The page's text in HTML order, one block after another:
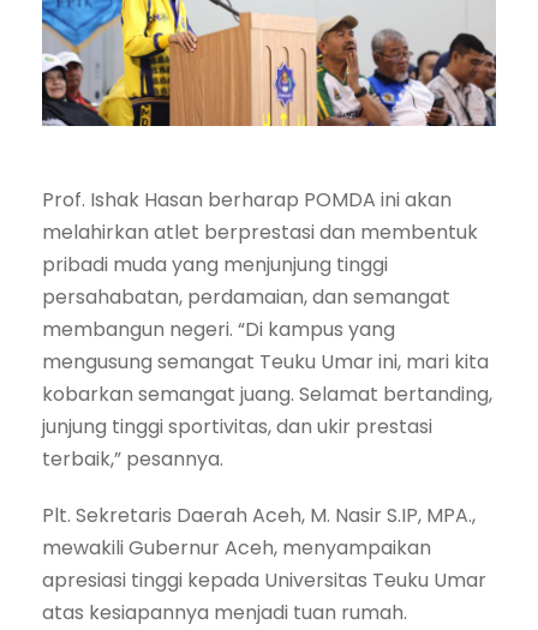
Prof. Ishak Hasan berharap POMDA ini akan
melahirkan atlet berprestasi dan membentuk
pribadi muda yang menjunjung tinggi
persahabatan, perdamaian, dan semangat
membangun negeri. “Di kampus yang
mengusung semangat Teuku Umar ini, mari kita
kobarkan semangat juang. Selamat bertanding,
junjung tinggi sportivitas, dan ukir prestasi
terbaik,” pesannya.
Plt. Sekretaris Daerah Aceh, M. Nasir S.IP, MPA.,
mewakili Gubernur Aceh, menyampaikan
apresiasi tinggi kepada Universitas Teuku Umar
atas kesiapannya menjadi tuan rumah.